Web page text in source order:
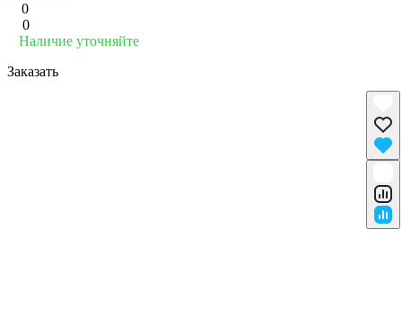
0
0
Наличие уточняйте
Заказать